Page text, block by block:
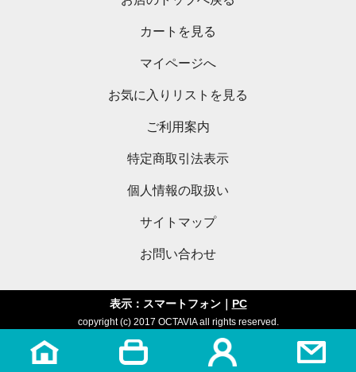
カートを見る
マイページへ
お気に入りリストを見る
ご利用案内
特定商取引法表示
個人情報の取扱い
サイトマップ
お問い合わせ
表示：スマートフォン｜ PC
copyright (c) 2017 OCTAVIA all rights reserved.